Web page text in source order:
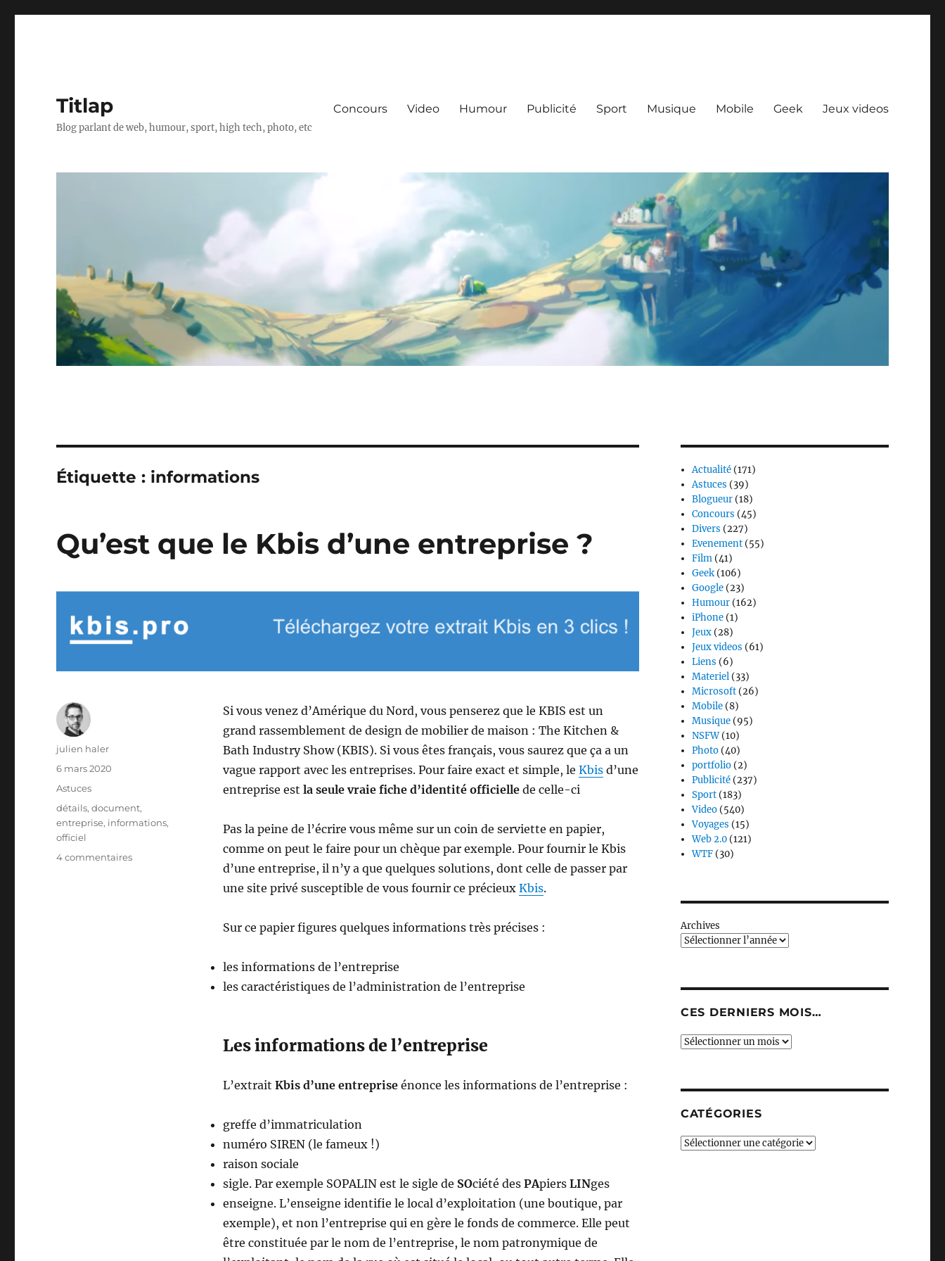
Titlap
Blog parlant de web, humour, sport, high tech, photo, etc
Concours Video Humour Publicité Sport Musique Mobile Geek Jeux videos
Étiquette : informations
Qu’est que le Kbis d’une entreprise ?
Si vous venez d’Amérique du Nord, vous penserez que le KBIS est un
grand rassemblement de design de mobilier de maison : The Kitchen &
Bath Industry Show (KBIS). Si vous êtes français, vous saurez que ça a un
vague rapport avec les entreprises. Pour faire exact et simple, le Kbisd’une
entreprise est la seule vraie fiche d’identité officielle de celle-ci
Pas la peine de l’écrire vous même sur un coin de serviette en papier,
comme on peut le faire pour un chèque par exemple. Pour fournir le Kbis
d’une entreprise, il n’y a que quelques solutions, dont celle de passer par
une site privé susceptible de vous fournir ce précieux Kbis.
Sur ce papier figures quelques informations très précises :
les informations de l’entreprise
les caractéristiques de l’administration de l’entreprise
Les informations de l’entreprise
L’extrait Kbis d’une entreprise énonce les informations de l’entreprise :
greffe d’immatriculation
numéro SIREN (le fameux !)
raison sociale
sigle. Par exemple SOPALIN est le sigle de SOciété des PApiers LINges
enseigne. L’enseigne identifie le local d’exploitation (une boutique, par
exemple), et non l’entreprise qui en gère le fonds de commerce. Elle peut
être constituée par le nom de l’entreprise, le nom patronymique de
Auteur
julien haler
Publié
6 mars 2020
Catégories
Astuces
Étiquettes
détails,document,
entreprise, informations,
officiel
4 commentairessur
Actualité (171)
Astuces (39)
Blogueur (18)
Concours (45)
Divers (227)
Evenement (55)
Film (41)
Geek (106)
Google (23)
Humour (162)
iPhone (1)
Jeux (28)
Jeux videos (61)
Liens (6)
Materiel (33)
Microsoft (26)
Mobile (8)
Musique (95)
NSFW(10)
Photo (40)
portfolio (2)
Publicité (237)
Sport (183)
Video (540)
Voyages (15)
Web 2.0 (121)
WTF (30)
Archives
CES DERNIERS MOIS…
Ces
CATÉGORIES
Catégories